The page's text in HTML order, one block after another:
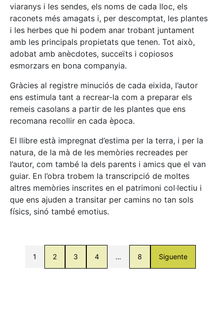
viaranys i les sendes, els noms de cada lloc, els
raconets més amagats i, per descomptat, les plantes
i les herbes que hi podem anar trobant juntament
amb les principals propietats que tenen. Tot això,
adobat amb anècdotes, succeïts i copiosos
esmorzars en bona companyia.
Gràcies al registre minuciós de cada eixida, l’autor
ens estimula tant a recrear-la com a preparar els
remeis casolans a partir de les plantes que ens
recomana recollir en cada època.
El llibre està impregnat d’estima per la terra, i per la
natura, de la mà de les memòries recreades per
l’autor, com també la dels parents i amics que el van
guiar. En l’obra trobem la transcripció de moltes
altres memòries inscrites en el patrimoni col·lectiu i
que ens ajuden a transitar per camins no tan sols
físics, sinó també emotius.
1 2 3 4 … 8 Siguente